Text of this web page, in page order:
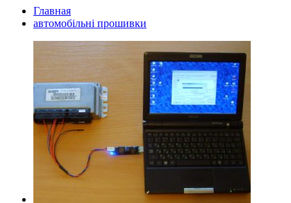
Главная
автомобільні прошивки